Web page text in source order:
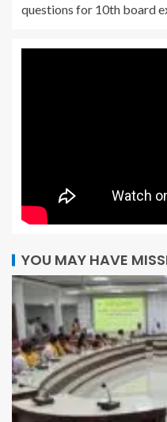
questions for 10th board
YOU MAY HAVE